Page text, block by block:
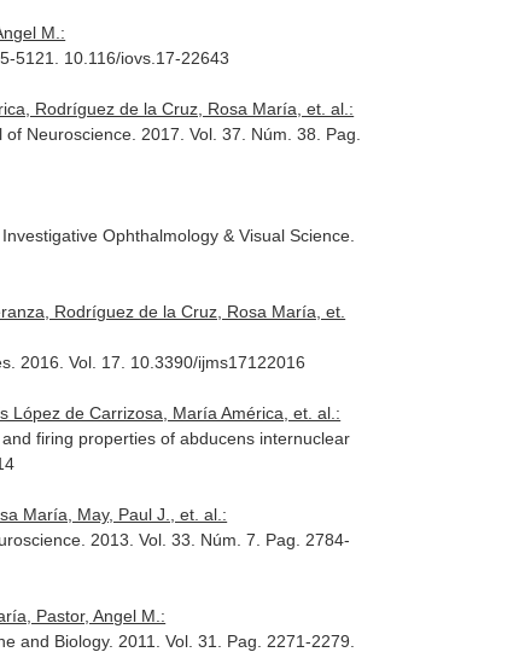
M.:
5121. 10.116/iovs.17-22643
Rodríguez de la Cruz, Rosa María, et. al.:
of Neuroscience . 2017. Vol. 37. Núm. 38. Pag.
Investigative Ophthalmology & Visual Science
Rodríguez de la Cruz, Rosa María, et.
. 2016. Vol. 17. 10.3390/ijms17122016
López de Carrizosa, María América, et. al.:
firing properties of abducens internuclear
María, May, Paul J., et. al.:
. 2013. Vol. 33. Núm. 7. Pag. 2784-
Pastor, Angel M.:
and Biology. 2011. Vol. 31. Pag. 2271-2279.